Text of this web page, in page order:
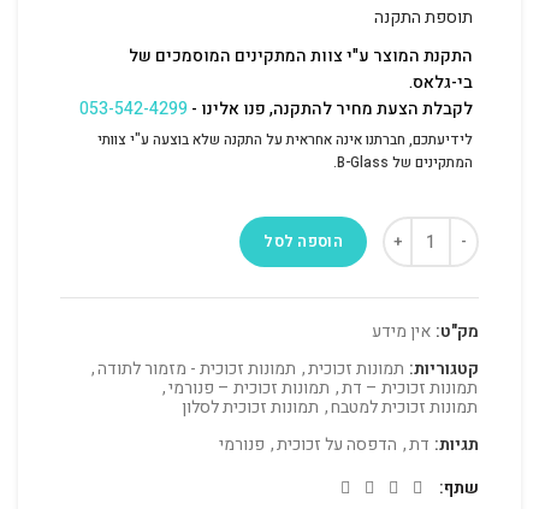
תוספת התקנה
התקנת המוצר ע"י צוות המתקינים המוסמכים של
בי-גלאס.
לקבלת הצעת מחיר להתקנה, פנו אלינו -053-542-4299
לידיעתכם, חברתנו אינה אחראית על התקנה שלא בוצעה ע"י צוותי
המתקינים של B-Glass.
הוספה לסל
מק"ט: אין מידע
קטגוריות: תמונות זכוכית, תמונות זכוכית - מזמור לתודה,
תמונות זכוכית – דת, תמונות זכוכית – פנורמי,
תמונות זכוכית למטבח, תמונות זכוכית לסלון
תגיות: דת, הדפסה על זכוכית, פנורמי
שתף